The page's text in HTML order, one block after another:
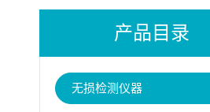
产品目录
无损检测仪器